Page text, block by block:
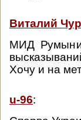
Виталий
МИД
Хочу и на
u-96: